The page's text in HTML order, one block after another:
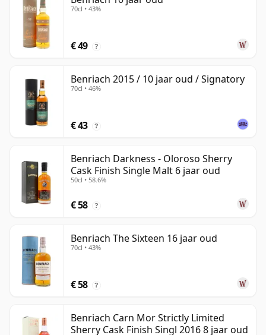
70cl • 43%
€ 49 ?
Benriach 2015 / 10 jaar oud / Signatory
70cl • 46%
€ 43 ?
Benriach Darkness - Oloroso Sherry
Cask Finish Single Malt 6 jaar oud
50cl • 58.6%
€ 58 ?
Benriach The Sixteen 16 jaar oud
70cl • 43%
€ 58 ?
Benriach Carn Mor Strictly Limited
Sherry Cask Finish Singl 2016 8 jaar oud